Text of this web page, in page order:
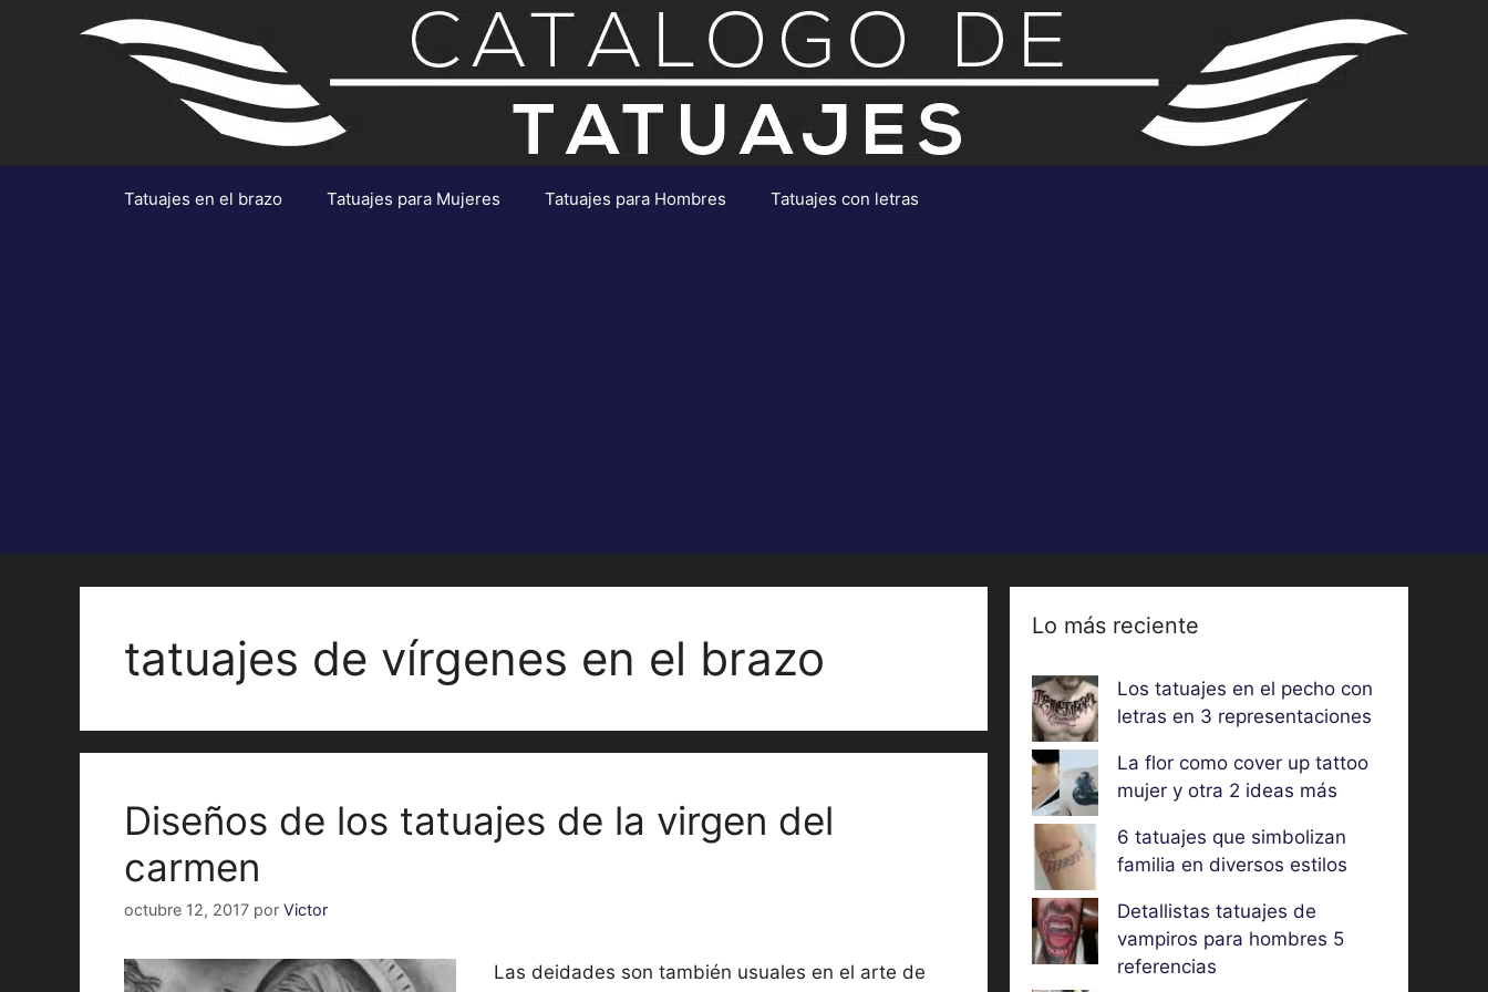
Tatuajes en el brazo Tatuajes para Mujeres Tatuajes para Hombres Tatuajes con letras
tatuajes de vírgenes en el brazo
Diseños de los tatuajes de la virgen del
carmen
octubre 12, 2017 por Victor
Las deidades son también usuales en el arte de
Lo más reciente
Los tatuajes en el pecho con
letras en 3 representaciones
La flor como cover up tattoo
mujer y otra 2 ideas más
6 tatuajes que simbolizan
familia en diversos estilos
Detallistas tatuajes de
vampiros para hombres 5
referencias